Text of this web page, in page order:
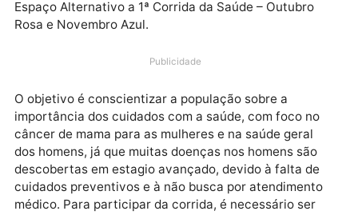
Com a intenção de incentivar a população a cuidar
saúde de homens e mulheres, o Governo de
promoverá no dia 23 de novembro, às 17 horas, no
Rosa e Novembro Azul.
Publicidade
O objetivo é conscientizar a população sobre a
importância dos cuidados com a saúde, com foco no